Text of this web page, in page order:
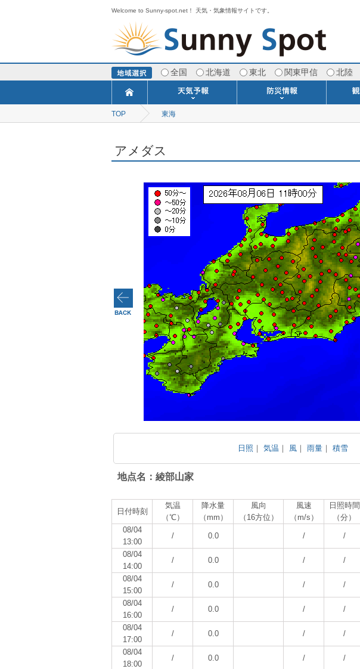
Welcome to Sunny-spot.net！ 天気・気象情報サイトです。
全国 北海道 東北 関東甲信 北陸
今日明日の天気
ポイント予報
週間天気予報
寒・暖候期予報
TOP 東海
アメダス
日照 ｜ 気温 ｜ 風｜ 雨量｜ 積雪
地点名：綾部山家
日付時刻
気温
（℃）
降水量
（mm）
風向
（16方位）
風速
（m/s）
日照時間
（分）
08/04
13:00
/ 0.0 / /
08/04
14:00
/ 0.0 / /
08/04
15:00
/ 0.0 / /
08/04
16:00
/ 0.0 / /
08/04
17:00
/ 0.0 / /
08/04
18:00
/ 0.0 / /